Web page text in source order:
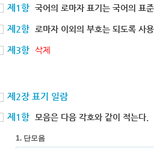
제1항 국어의 로마자 표기는 국어의 표
제2항 로마자 이외의 부호는 되도록 사
제3항 삭제
제2장 표기 일람
제1항 모음은 다음 각호와 같이 적는다.
1. 단모음